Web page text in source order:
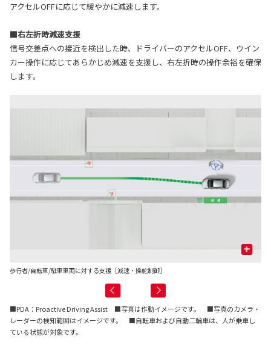
アクセルOFFに応じて緩やかに減速します。
■右左折時減速支援
信号交差点への接近を検出した時、ドライバーのアクセルOFF、ウイン
カー操作に応じてあらかじめ減速を支援し、右左折時の操作余裕を確保
します。
+
歩行者/自転車/駐車車両に対する支援［減速・操舵制御］
■PDA：Proactive Driving Assist
■写真は作動イメージです。 ■写真のカメラ・
レーダーの検知範囲はイメージです。 ■自転車および自動二輪車は、人が乗車し
ている状態が対象です。